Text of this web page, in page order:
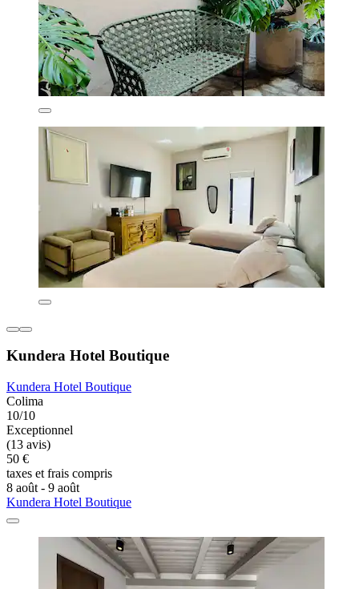
Kundera Hotel Boutique
Kundera Hotel Boutique
Colima
10/10
Exceptionnel
(13 avis)
50 €
taxes et frais compris
8 août - 9 août
Kundera Hotel Boutique